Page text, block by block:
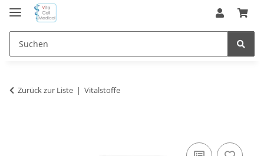
Zurück zur Liste Vitalstoffe